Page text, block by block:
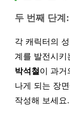
두 번째 단계
각 캐릭터의
계를 발전시키
박석철이 과거
나게 되는 장
작성해 보세요.